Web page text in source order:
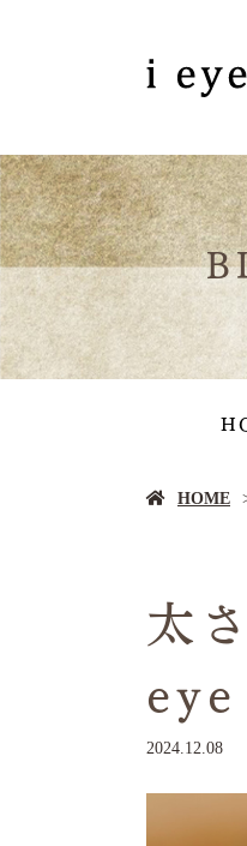
HOME
太
eye
2024.12.08